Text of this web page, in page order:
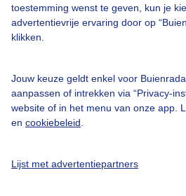
toestemming wenst te geven, kun je
advertentievrije ervaring door op
klikken.
Jouw keuze geldt enkel voor
aanpassen of intrekken via “Privacy-
website of in het menu van onze app.
en cookiebeleid
Lijst met advertentiepartners
Contact
Toegankelijkheid
Adverteren
Buienradar Team
Privacy beleid